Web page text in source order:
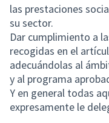
las prestaciones
su sector.
Dar cumplimiento a
recogidas en el
adecuándolas al
y al programa
Y en general todas
expresamente le